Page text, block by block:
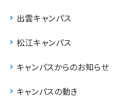
出雲キャンパス
松江キャンパス
キャンパスからのお知らせ
キャンパスの動き